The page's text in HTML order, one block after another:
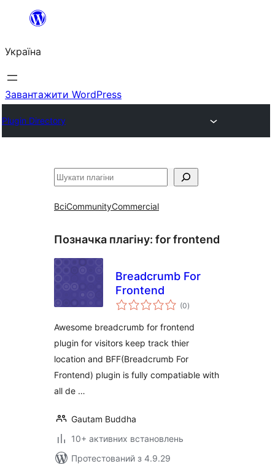
Перейти
вмісту
Україна
Завантажити WordPress
Plugin Directory
Пошук
ВсіCommunityCommercial
Позначка плагіну: for frontend
Breadcrumb For
Frontend
(0загальний
рейтинг
)
Awesome breadcrumb for frontend
plugin for visitors keep track thier
location and BFF(Breadcrumb For
Frontend) plugin is fully compatiable with
all de …
Gautam Buddha
10+ активних встановлень
Протестований з 4.9.29